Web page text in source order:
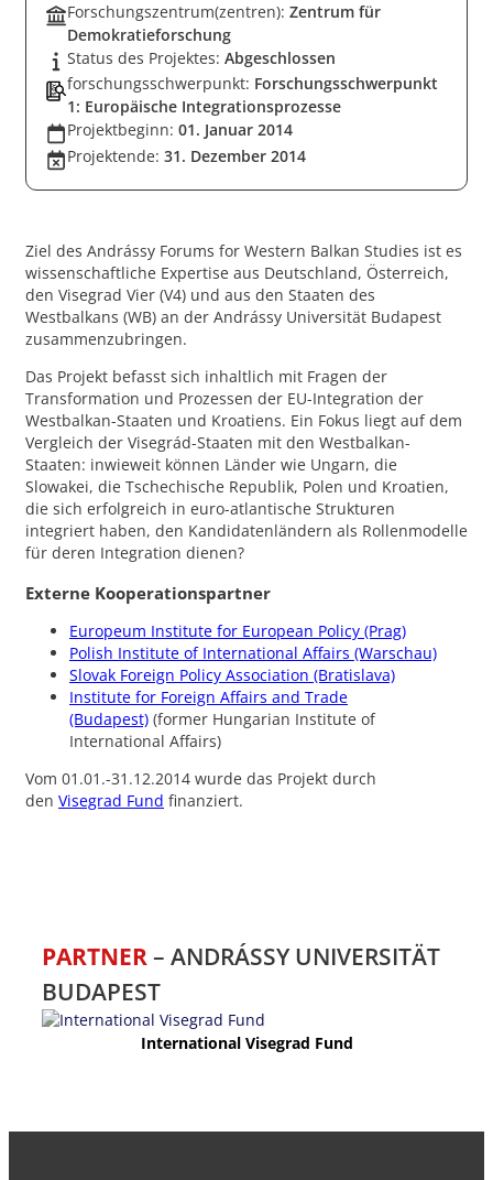
Forschungszentrum(zentren): Zentrum für
Demokratieforschung
Status des Projektes: Abgeschlossen
forschungsschwerpunkt: Forschungsschwerpunkt
1: Europäische Integrationsprozesse
Projektbeginn: 01. Januar 2014
Projektende: 31. Dezember 2014
Ziel des Andrássy Forums for Western Balkan Studies ist es
wissenschaftliche Expertise aus Deutschland, Österreich,
den Visegrad Vier (V4) und aus den Staaten des
Westbalkans (WB) an der Andrássy Universität Budapest
zusammenzubringen.
Das Projekt befasst sich inhaltlich mit Fragen der
Transformation und Prozessen der EU-Integration der
Westbalkan-Staaten und Kroatiens. Ein Fokus liegt auf dem
Vergleich der Visegrád-Staaten mit den Westbalkan-
Staaten: inwieweit können Länder wie Ungarn, die
Slowakei, die Tschechische Republik, Polen und Kroatien,
die sich erfolgreich in euro-atlantische Strukturen
integriert haben, den Kandidatenländern als Rollenmodelle
für deren Integration dienen?
Externe Kooperationspartner
Europeum Institute for European Policy (Prag)
Polish Institute of International Affairs (Warschau)
Slovak Foreign Policy Association (Bratislava)
Institute for Foreign Affairs and Trade
(Budapest) (former Hungarian Institute of
International Affairs)
Vom 01.01.-31.12.2014 wurde das Projekt durch
den Visegrad Fund finanziert.
PARTNER– ANDRÁSSY UNIVERSITÄT
BUDAPEST
International Visegrad Fund